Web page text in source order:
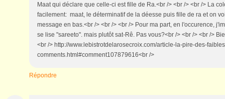
Maat qui déclare que celle-ci est fille de Ra.<br /> <br /> <br /> La
facilement: maat, le déterminatif de la déesse puis fille de ra et on
message en bas.<br /> <br /> <br /> Pour ma part, en l'occurence,
se lise "sareeto". mais plutôt sat-Rê. Pas vous?<br /> <br /> <br />
<br /> http://www.lebistrotdelarosecroix.com/article-la-pire-des-
comments.html#comment107879616<br />
Répondre